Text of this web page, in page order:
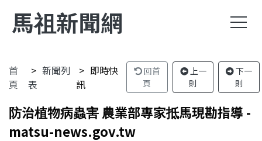
馬祖新聞網
首
頁
新聞列
表
即時快
訊
回首
頁
上一
則
下一
則
防治植物病蟲害 農業部專家抵馬現勘指導 -
matsu-news.gov.tw